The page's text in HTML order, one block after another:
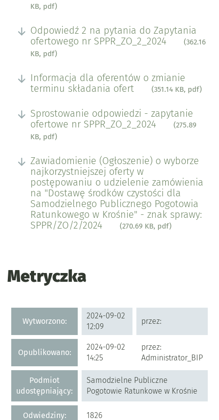
KB, pdf)
Odpowiedź 2 na pytania do Zapytania
ofertowego nr SPPR_ZO_2_2024
(362.16
KB, pdf)
Informacja dla oferentów o zmianie
terminu składania ofert
(351.14 KB, pdf)
Sprostowanie odpowiedzi - zapytanie
ofertowe nr SPPR_ZO_2_2024
(275.89
KB, pdf)
Zawiadomienie (Ogłoszenie) o wyborze
najkorzystniejszej oferty w
postępowaniu o udzielenie zamówienia
na "Dostawę środków czystości dla
Samodzielnego Publicznego Pogotowia
Ratunkowego w Krośnie" - znak sprawy:
SPPR/ZO/2/2024
(270.69 KB, pdf)
Metryczka
Metryczka
Wytworzono:
2024-09-02
12:09
przez:
Opublikowano:
2024-09-02
14:25
przez:
Administrator_BIP
Podmiot
udostępniający:
Samodzielne Publiczne
Pogotowie Ratunkowe w Krośnie
Odwiedziny: 1826